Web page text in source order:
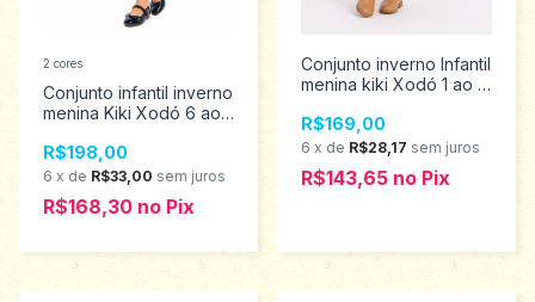
Conjunto infantil inverno
menina Kiki Xodó 6 ao
R$198,00
6 x de R$33,00 sem juros
R$168,30 no Pix
2 cores
Conjunto inverno Infantil
menina kiki Xodó 1 ao 4
R$169,00
6 x de R$28,17 sem juros
R$143,65 no Pix